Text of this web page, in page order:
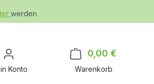
werden
auf dem Merkzettel
Konto
0,00 €
Warenkorb